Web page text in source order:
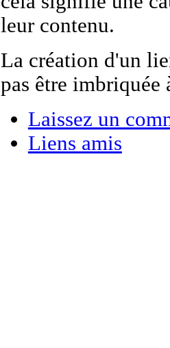
leur contenu.
La création d'un
pas être imbriquée
Laissez un
Liens amis